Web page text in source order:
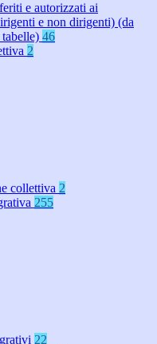
e autorizzati ai
e non dirigenti) (da
46
2
collettiva 2
255
22